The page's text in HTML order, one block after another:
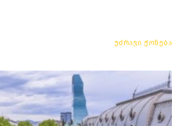
უძრავი ქონება